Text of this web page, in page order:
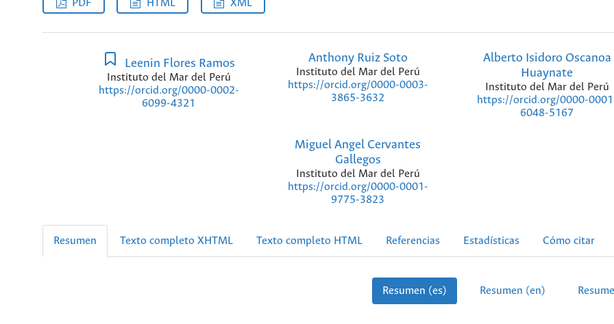
PDF HTML XML
Leenin Flores Ramos
Instituto del Mar del Perú
https://orcid.org/0000-0002-
6099-4321
Anthony Ruiz Soto
Instituto del Mar del Perú
https://orcid.org/0000-0003-
3865-3632
Alberto Isidoro Oscanoa
Huaynate
Instituto del Mar del Perú
https://orcid.org/0000-
6048-5167
Miguel Angel Cervantes
Gallegos
Instituto del Mar del Perú
https://orcid.org/0000-0001-
9775-3823
Resumen Texto completo XHTML Texto completo HTML Referencias Estadísticas Cómo citar
Resumen (es) Resumen (en)